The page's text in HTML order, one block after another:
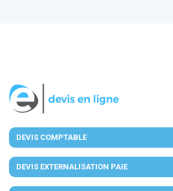
DEVIS COMPTABLE
DEVIS EXTERNALISATION PAIE